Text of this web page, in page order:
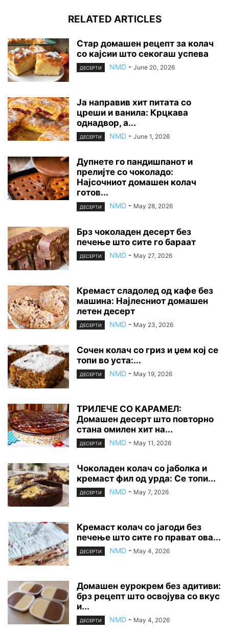
RELATED ARTICLES
Стар домашен рецепт за колач
со кајсии што секогаш успева
ДЕСЕРТИ NMD - June 20, 2026
Ја направив хит питата со
цреши и ванила: Крцкава
однадвор, а...
ДЕСЕРТИ NMD - June 1, 2026
Дупнете го пандишпанот и
прелијте со чоколадо:
Најсочниот домашен колач
готов...
ДЕСЕРТИ NMD - May 28, 2026
Брз чоколаден десерт без
печење што сите го бараат
ДЕСЕРТИ NMD - May 27, 2026
Кремаст сладолед од кафе без
машина: Најлесниот домашен
летен десерт
ДЕСЕРТИ NMD - May 23, 2026
Сочен колач со гриз и џем кој се
топи во уста:...
ДЕСЕРТИ NMD - May 19, 2026
ТРИЛЕЧЕ СО КАРАМЕЛ:
Домашен десерт што повторно
стана омилен хит на...
ДЕСЕРТИ NMD - May 11, 2026
Чоколаден колач со јаболка и
кремаст фил од урда: Се топи...
ДЕСЕРТИ NMD - May 7, 2026
Кремаст колач со јагоди без
печење што сите го прават ова...
ДЕСЕРТИ NMD - May 4, 2026
Домашен еурокрем без адитиви:
брз рецепт што освојува со вкус
и...
ДЕСЕРТИ NMD - May 4, 2026